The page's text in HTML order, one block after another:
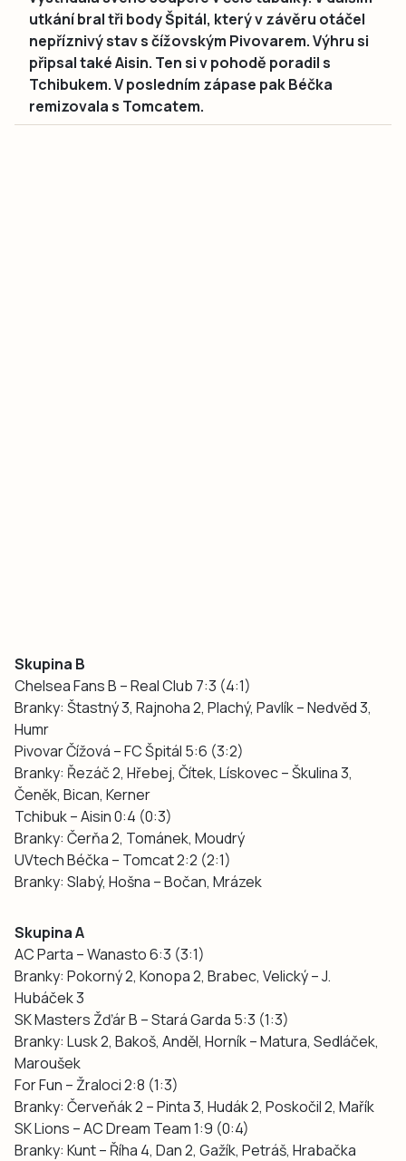
utkání bral tři body Špitál, který v závěru otáčel
nepříznivý stav s čížovským Pivovarem. Výhru si
připsal také Aisin. Ten si v pohodě poradil s
Tchibukem. V posledním zápase pak Béčka
remizovala s Tomcatem.
Skupina B
Chelsea Fans B – Real Club 7:3 (4:1)
Branky: Štastný 3, Rajnoha 2, Plachý, Pavlík – Nedvěd 3,
Humr
Pivovar Čížová – FC Špitál 5:6 (3:2)
Branky: Řezáč 2, Hřebej, Čítek, Lískovec – Škulina 3,
Čeněk, Bican, Kerner
Tchibuk – Aisin 0:4 (0:3)
Branky: Čerňa 2, Tománek, Moudrý
UVtech Béčka – Tomcat 2:2 (2:1)
Branky: Slabý, Hošna – Bočan, Mrázek
Skupina A
AC Parta – Wanasto 6:3 (3:1)
Branky: Pokorný 2, Konopa 2, Brabec, Velický – J.
Hubáček 3
SK Masters Žďár B – Stará Garda 5:3 (1:3)
Branky: Lusk 2, Bakoš, Anděl, Horník – Matura, Sedláček,
Maroušek
For Fun – Žraloci 2:8 (1:3)
Branky: Červeňák 2 – Pinta 3, Hudák 2, Poskočil 2, Mařík
SK Lions – AC Dream Team 1:9 (0:4)
Branky: Kunt – Říha 4, Dan 2, Gažík, Petráš, Hrabačka